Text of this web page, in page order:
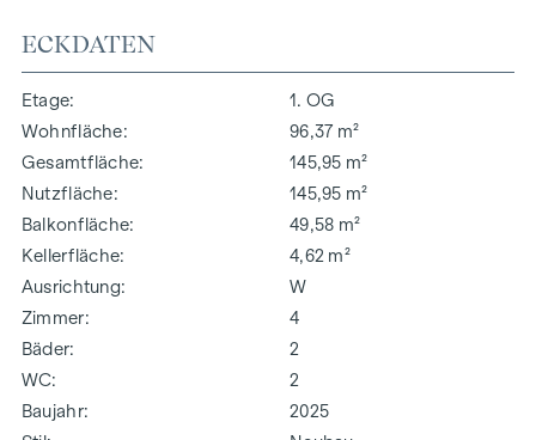
ECKDATEN
Etage
1. OG
Wohnfläche
96,37 m²
Gesamtfläche
145,95 m²
Nutzfläche
145,95 m²
Balkonfläche
49,58 m²
Kellerfläche
4,62 m²
Ausrichtung
W
Zimmer
4
Bäder
2
WC
2
Baujahr
2025